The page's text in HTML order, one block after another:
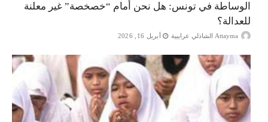
الوساطة في تونس: هل نحن أمام “خصخصة” غير معلنة
للعدالة؟
Attayma الشاذلي عرايبية أبريل 16, 2026